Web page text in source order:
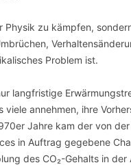
Physik zu kämpfen,
Problem ist.
langfristige
viele annehmen, ihre
Jahre kam der von
in Auftrag gegebene
des CO₂-Gehalts in der